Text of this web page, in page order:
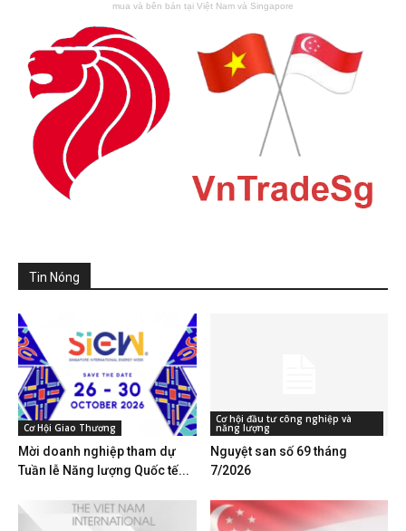
mua và bên bán tại Việt Nam và Singapore
Tin Nóng
Cơ Hội Giao Thương
Mời doanh nghiệp tham dự
Tuần lễ Năng lượng Quốc tế...
Cơ hội đầu tư công nghiệp và
năng lượng
Nguyệt san số 69 tháng
7/2026